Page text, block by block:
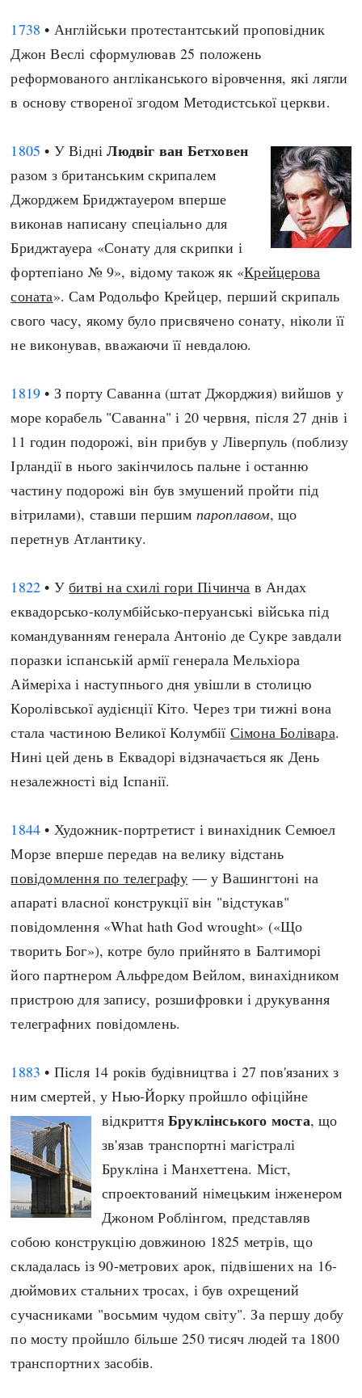
1738 • Англійськи протестантський проповідник
Джон Веслі сформулював 25 положень
реформованого англіканського віровчення, які лягли
в основу створеної згодом Методистської церкви.
1805 • У ВідніЛюдвіг ван Бетховен
разом з британським скрипалем
Джорджем Бриджтауером вперше
виконав написану спеціально для
Бриджтауера «Сонату для скрипки і
фортепіано № 9», відому також як «Крейцерова
соната». Сам Родольфо Крейцер, перший скрипаль
свого часу, якому було присвячено сонату, ніколи її
не виконував, вважаючи її невдалою.
1819 • З порту Саванна (штат Джорджия) вийшов у
море корабель "Саванна" і 20 червня, після 27 днів і
11 годин подорожі, він прибув у Ліверпуль (поблизу
Ірландії в нього закінчилось пальне і останню
частину подорожі він був змушений пройти під
вітрилами), ставши першим пароплавом, що
перетнув Атлантику.
1822 • Убитві на схилі гори Пічинча в Андах
еквадорсько-колумбійсько-перуанські війська під
командуванням генерала Антоніо де Сукре завдали
поразки іспанській армії генерала Мельхіора
Аймеріха і наступнього дня увішли в столицю
Королівської аудієнції Кіто. Через три тижні вона
стала частиною Великої Колумбії Сімона Болівара.
Нині цей день в Еквадорі відзначається як День
незалежності від Іспанії.
1844 • Художник-портретист і винахідник Семюел
Морзе вперше передав на велику відстань
повідомлення по телеграфу — у Вашингтоні на
апараті власної конструкції він "відстукав"
повідомлення «What hath God wrought» («Що
творить Бог»), котре було прийнято в Балтиморі
його партнером Альфредом Вейлом, винахідником
пристрою для запису, розшифровки і друкування
телеграфних повідомлень.
1883 • Після 14 років будівництва і 27 пов'язаних з
ним смертей, у Нью-Йорку пройшло офіційне
відкриттяБруклінського моста, що
зв'язав транспортні магістралі
Брукліна і Манхеттена. Міст,
спроектований німецьким інженером
Джоном Роблінгом, представляв
собою конструкцію довжиною 1825 метрів, що
складалась із 90-метрових арок, підвішених на 16-
дюймових стальних тросах, і був охрещений
сучасниками "восьмим чудом світу". За першу добу
по мосту пройшло більше 250 тисяч людей та 1800
транспортних засобів.